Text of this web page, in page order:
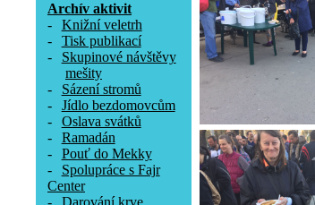
Archív aktivit
-
Knižní veletrh
-
Tisk publikací
-
Skupinové návštěvy
mešity
-
Sázení stromů
-
Jídlo bezdomovcům
-
Oslava svátků
-
Ramadán
-
Pouť do Mekky
-
Spolupráce s Fajr
Center